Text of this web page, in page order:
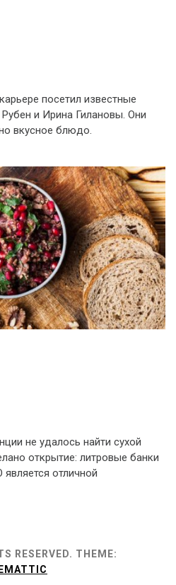
посетил известные
Рубен и Ирина Гилановы. Они
вкусное блюдо.
не удалось найти сухой
открытие: литровые банки
отличной
RESERVED. THEME: